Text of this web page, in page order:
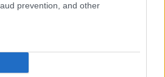
prevention, and other